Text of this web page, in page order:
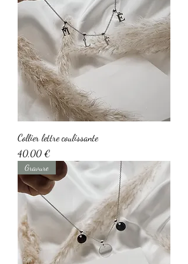
Collier lettre coulissante
Prix
40,00 €
Gravure